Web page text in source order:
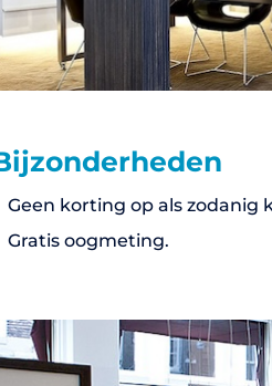
Geen korting op als zodanig
Gratis oogmeting.